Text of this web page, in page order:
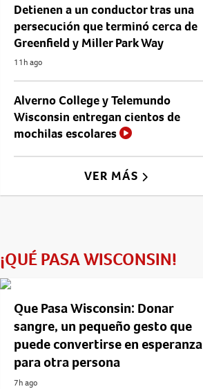
Detienen a un conductor tras una
persecución que terminó cerca de
Greenfield y Miller Park Way
11h ago
Alverno College y Telemundo
Wisconsin entregan cientos de
mochilas escolares
VER MÁS
¡QUÉ PASA WISCONSIN!
Que Pasa Wisconsin: Donar
sangre, un pequeño gesto que
puede convertirse en esperanza
para otra persona
7h ago